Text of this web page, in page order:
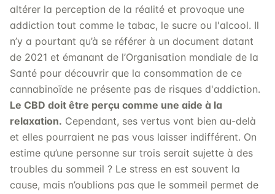
altérer la perception de la réalité et provoque une
addiction tout comme le tabac, le sucre ou l'alcool. Il
n’y a pourtant qu’à se référer à un document datant
de 2021 et émanant de l’Organisation mondiale de la
Santé pour découvrir que la consommation de ce
cannabinoïde ne présente pas de risques d'addiction.
Le CBD doit être perçu comme une aide à la
relaxation. Cependant, ses vertus vont bien au-delà
et elles pourraient ne pas vous laisser indifférent. On
estime qu’une personne sur trois serait sujette à des
troubles du sommeil ? Le stress en est souvent la
cause, mais n’oublions pas que le sommeil permet de